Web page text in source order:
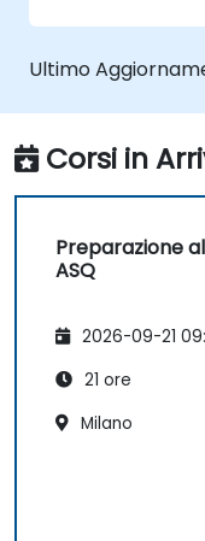
Creare e
grafici di
attributivi,
analizzare
processi.
Calcolare e
capacità
Ultimo
Corsi in
Preparazione
ASQ
2026-09-21
21 ore
Milano